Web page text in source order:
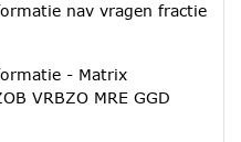
nav vragen fractie
- Matrix
VRBZO MRE GGD